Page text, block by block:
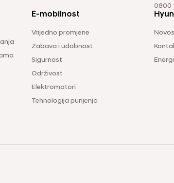
0800
E-mobilnost
Vrijedno promjene
Zabava i udobnost
Sigurnost
Održivost
Elektromotori
Tehnologija punjenja